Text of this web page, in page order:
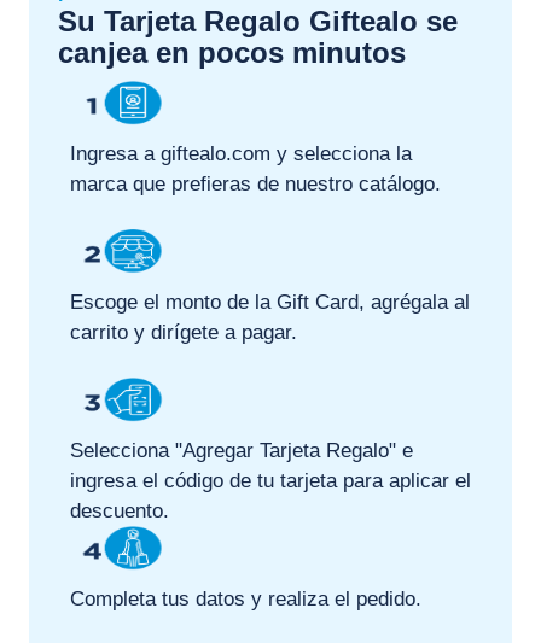
Su Tarjeta Regalo Giftealo se
canjea en pocos minutos
Ingresa a giftealo.com y selecciona la
marca que prefieras de nuestro catálogo.
Escoge el monto de la Gift Card, agrégala al
carrito y dirígete a pagar.
Selecciona "Agregar Tarjeta Regalo" e
ingresa el código de tu tarjeta para aplicar el
descuento.
Completa tus datos y realiza el pedido.